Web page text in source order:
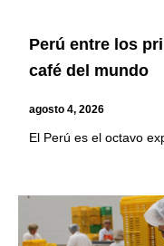
Perú entre los
café del mundo
agosto 4, 2026
El Perú es el octavo